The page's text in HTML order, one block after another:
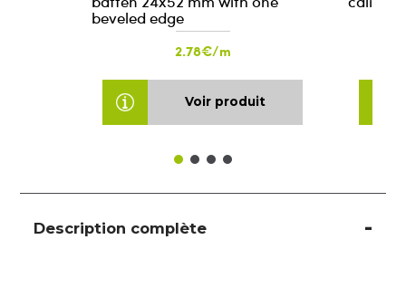
beveled edge
2.78€/m
Voir produit
Description complète